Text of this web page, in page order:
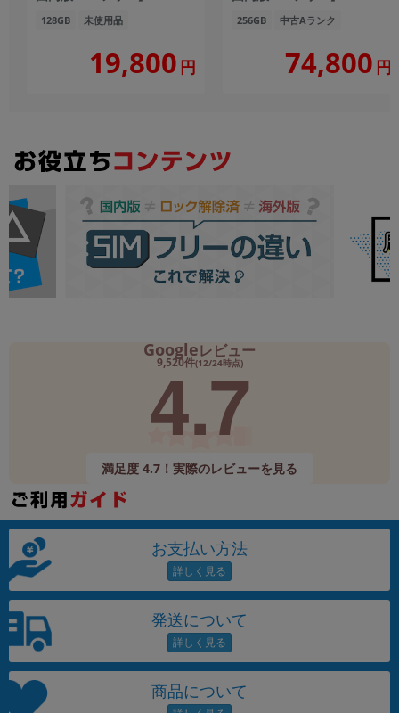
128GB 未使用品
19,800 円
256GB 中古Aランク
74,800 円
Googleレビュー
9,520件(12/24時点)
4.7
満足度 4.7！実際のレビューを見る
お支払い方法
発送について
商品について